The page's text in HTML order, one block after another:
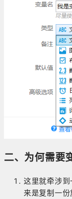
二、为何需要
这里就牵涉
来是复制一